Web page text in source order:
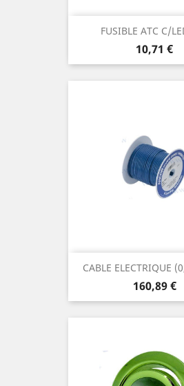
FUSIBLE ATC C/
Prix
10,71 €
CABLE ELECTRIQUE
Prix
160,89 €